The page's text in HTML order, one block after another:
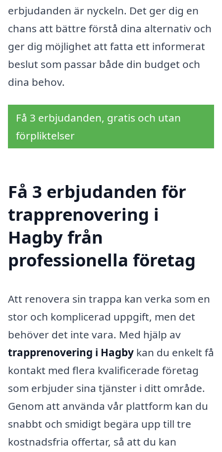
erbjudanden är nyckeln. Det ger dig en
chans att bättre förstå dina alternativ och
ger dig möjlighet att fatta ett informerat
beslut som passar både din budget och
dina behov.
Få 3 erbjudanden, gratis och utan
förpliktelser
Få 3 erbjudanden för
trapprenovering i
Hagby från
professionella företag
Att renovera sin trappa kan verka som en
stor och komplicerad uppgift, men det
behöver det inte vara. Med hjälp av
trapprenovering i Hagby kan du enkelt få
kontakt med flera kvalificerade företag
som erbjuder sina tjänster i ditt område.
Genom att använda vår plattform kan du
snabbt och smidigt begära upp till tre
kostnadsfria offertar, så att du kan